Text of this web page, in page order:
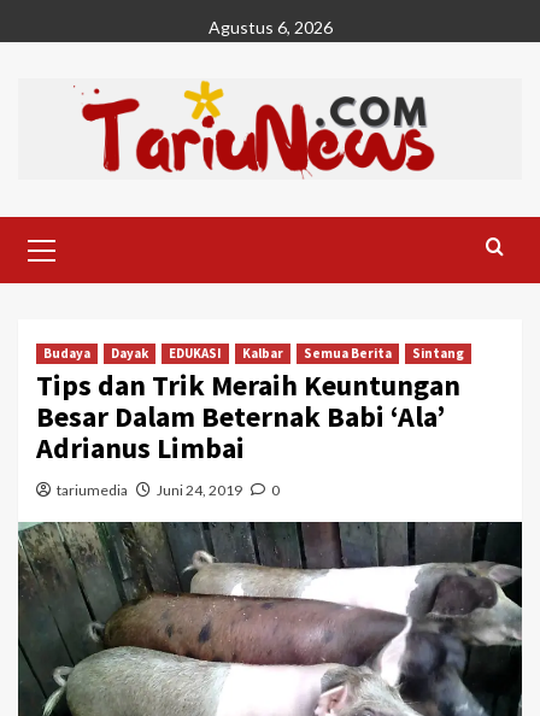
to
Agustus 6, 2026
Menu
Budaya Dayak EDUKASI Kalbar Semua Berita Sintang
Tips dan Trik Meraih Keuntungan
Besar Dalam Beternak Babi ‘Ala’
Adrianus Limbai
tariumedia Juni 24, 2019 0